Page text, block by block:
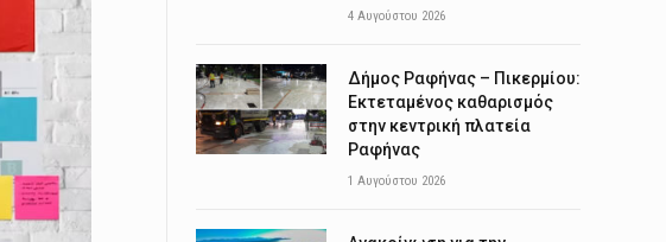
4 Αυγούστου 2026
Δήμος Ραφήνας – Πικερμίου:
Εκτεταμένος καθαρισμός
στην κεντρική πλατεία
Ραφήνας
1 Αυγούστου 2026